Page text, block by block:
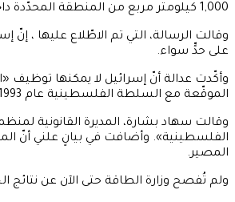
1,000 كيلومتر مربع من المنطقة المحدّدة داخل المياه التي تطالب بها دولة فلسطين، وطالبت الحكومة بوقف خطط التنقيب فوراً.
وقالت الرسالة، التي تم الاطّلاع عليها ،
على حدٍّ سواء.
وأكّدت عدالة أنّ إسرائيل لا يمكنها توظيف
الموقّعة مع السلطة الفلسطينية عام 1993، فضلاً عن كونها تخرق أحكام القانون الإنساني الدولي الذي يحظر على القوى المحتلّة استغلال الموارد الطبيعية في الأراضي الخاضعة للاحتلال.
وقالت سهاد بشارة، المديرة القانونية
الفلسطينية». وأضافت في بيانٍ علني أنّ
المصير.
ولم تُفصح وزارة الطاقة حتى الآن عن نتائج